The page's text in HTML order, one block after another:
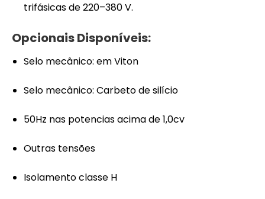
trifásicas de 220–380 V.
Opcionais Disponíveis:
Selo mecânico: em Viton
Selo mecânico: Carbeto de silício
50Hz nas potencias acima de 1,0cv
Outras tensões
Isolamento classe H